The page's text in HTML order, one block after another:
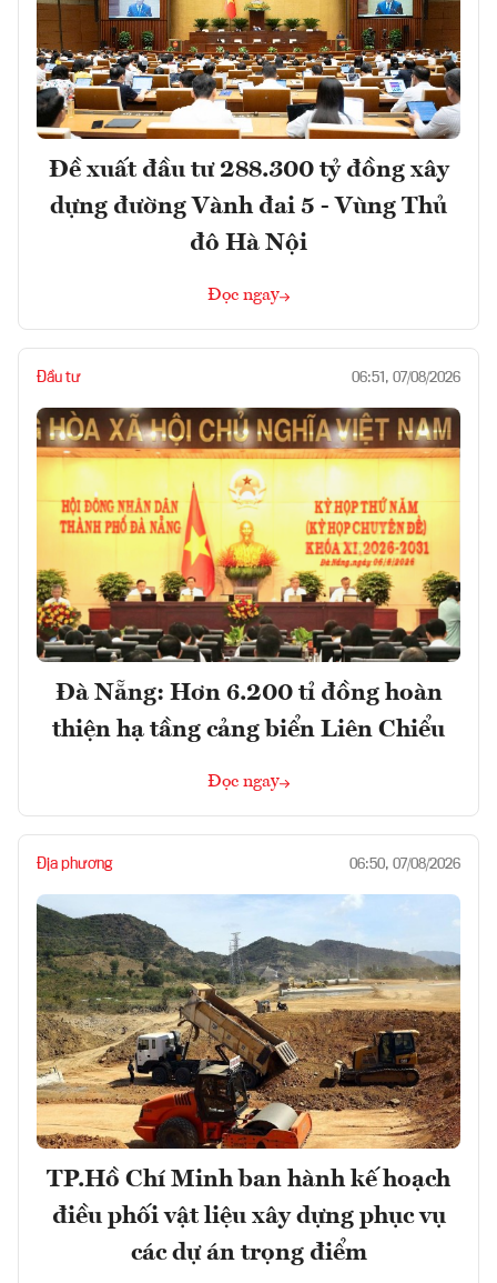
Đề xuất đầu tư 288.300 tỷ đồng xây
dựng đường Vành đai 5 - Vùng Thủ
đô Hà Nội
Đọc ngay
Đầu tư 06:51, 07/08/2026
Đà Nẵng: Hơn 6.200 tỉ đồng hoàn
thiện hạ tầng cảng biển Liên Chiểu
Đọc ngay
Địa phương 06:50, 07/08/2026
TP.Hồ Chí Minh ban hành kế hoạch
điều phối vật liệu xây dựng phục vụ
các dự án trọng điểm